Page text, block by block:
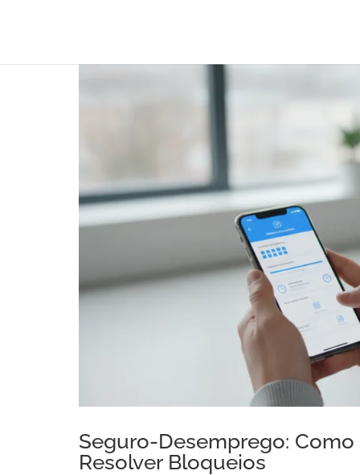
Seguro-Desemprego: Como
Resolver Bloqueios